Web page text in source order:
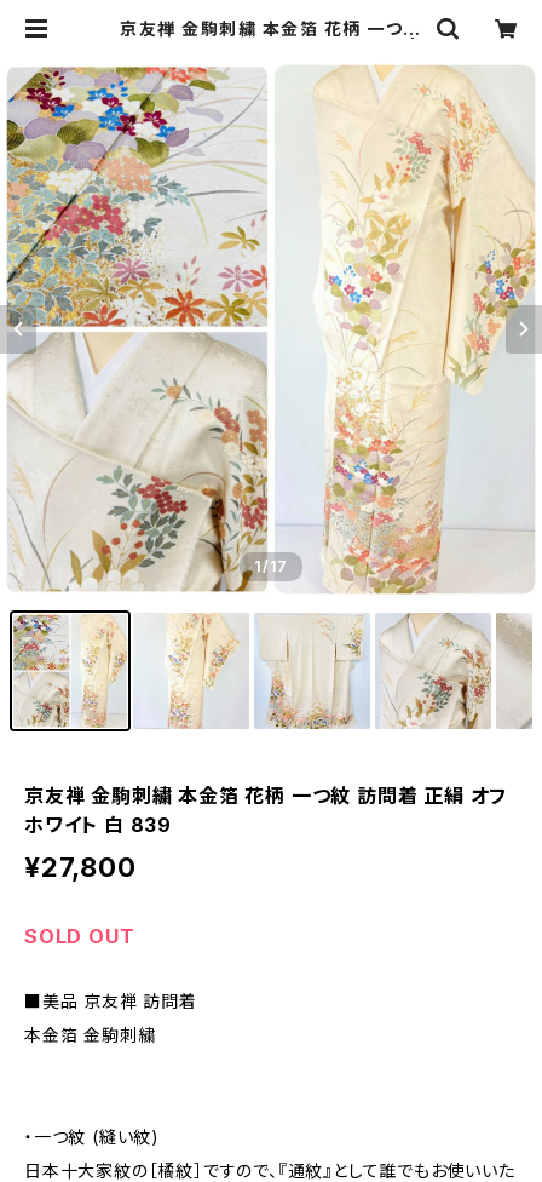
京友禅 金駒刺繍 本金箔 花柄 一つ紋
kimono Re:和 [online store] キ
モノリワ 着物 帯
1/17
京友禅 金駒刺繍 本金箔 花柄 一つ紋 訪問着 正絹 オフ
ホワイト 白 839
¥27,800
SOLD OUT
■美品 京友禅 訪問着
本金箔 金駒刺繍
・一つ紋 (縫い紋)
日本十大家紋の［橘紋］ですので、『通紋』として誰でもお使いいた